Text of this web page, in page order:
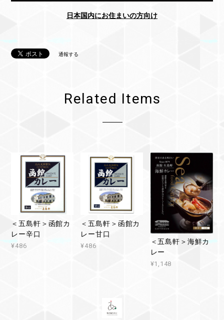
日本国内にお住まいの方向け
通報する
Related Items
＜五島軒＞函館カ
レー辛口
¥486
＜五島軒＞函館カ
レー甘口
¥486
＜五島軒＞海鮮カ
レー
¥1,148